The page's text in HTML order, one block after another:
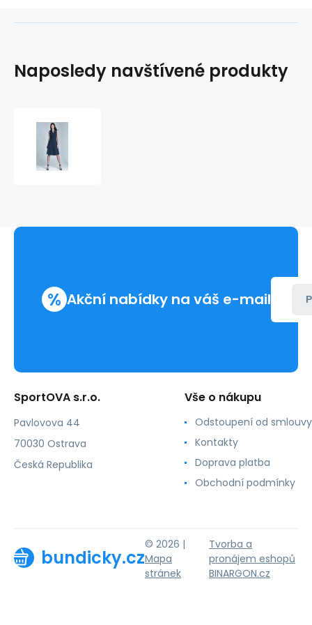
Naposledy navštívené produkty
% Akční nabídky na váš e-mail
SportOVA s.r.o.
Pavlovova 44
70030 Ostrava
Česká Republika
Vše o nákupu
Odstoupení od smlouvy
Kontakty
Doprava platba
Obchodní podmínky
bundicky.cz
© 2026 |
Mapa
stránek
Tvorba a
pronájem eshopů
BINARGON.cz